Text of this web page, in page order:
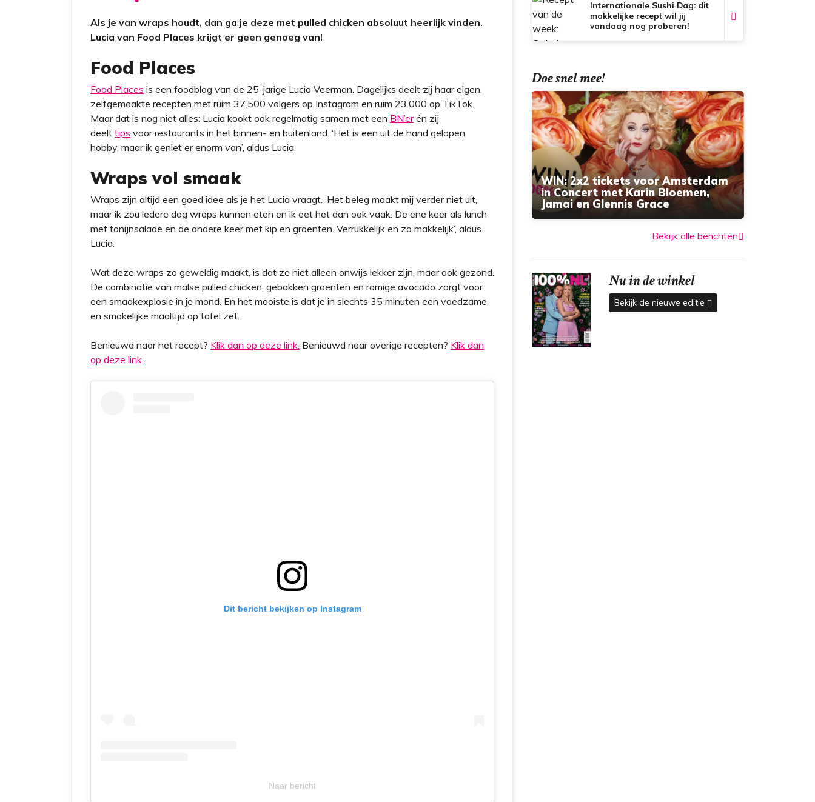
Als je van wraps houdt, dan ga je deze met pulled chicken absoluut heerlijk vinden.
Lucia van Food Places krijgt er geen genoeg van!
Food Places
Food Places is een foodblog van de 25-jarige Lucia Veerman. Dagelijks deelt zij haar eigen,
zelfgemaakte recepten met ruim 37.500 volgers op Instagram en ruim 23.000 op TikTok.
Maar dat is nog niet alles: Lucia kookt ook regelmatig samen met een BN’erén zij
deelt tips voor restaurants in het binnen- en buitenland. ‘Het is een uit de hand gelopen
hobby, maar ik geniet er enorm van’, aldus Lucia.
Wraps vol smaak
Wraps zijn altijd een goed idee als je het Lucia vraagt. ‘Het beleg maakt mij verder niet uit,
maar ik zou iedere dag wraps kunnen eten en ik eet het dan ook vaak. De ene keer als lunch
met tonijnsalade en de andere keer met kip en groenten. Verrukkelijk en zo makkelijk’, aldus
Lucia.
Wat deze wraps zo geweldig maakt, is dat ze niet alleen onwijs lekker zijn, maar ook gezond.
De combinatie van malse pulled chicken, gebakken groenten en romige avocado zorgt voor
een smaakexplosie in je mond. En het mooiste is dat je in slechts 35 minuten een voedzame
en smakelijke maaltijd op tafel zet.
Benieuwd naar het recept? Klik dan op deze link. Benieuwd naar overige recepten? Klik dan
op deze link.
Dit bericht bekijken op Instagram
Naar bericht
Internationale Sushi Dag: dit
makkelijke recept wil jij
vandaag nog proberen!
Doe snel mee!
WIN: 2x2 tickets voor Amsterdam
in Concert met Karin Bloemen,
Jamai en Glennis Grace
Bekijk alle berichten
Nu in de winkel
Bekijk de nieuwe editie